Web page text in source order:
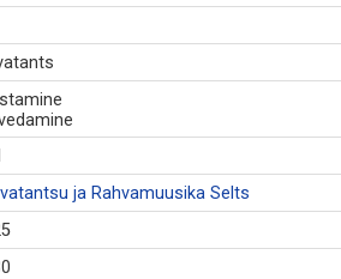
ja Rahvamuusika Selts